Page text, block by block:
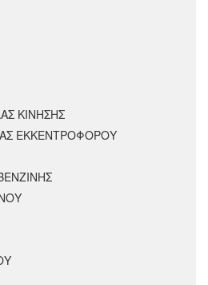
ΚΙΝΗΣΗΣ
ΕΚΚΕΝΤΡΟΦΟΡΟΥ